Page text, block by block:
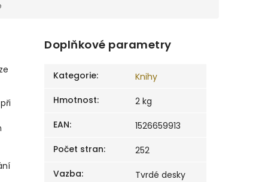
Doplňkové parametry
Kategorie:
Knihy
Hmotnost:
2 kg
EAN:
1526659913
Počet stran:
252
Vazba:
Tvrdé desky